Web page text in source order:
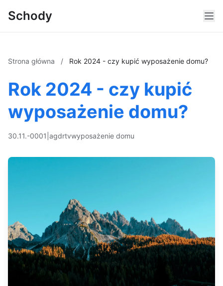
Schody
Strona główna / Rok 2024 - czy kupić wyposażenie domu?
Rok 2024 - czy kupić
wyposażenie domu?
30.11.-0001 agdrtvwyposażenie domu